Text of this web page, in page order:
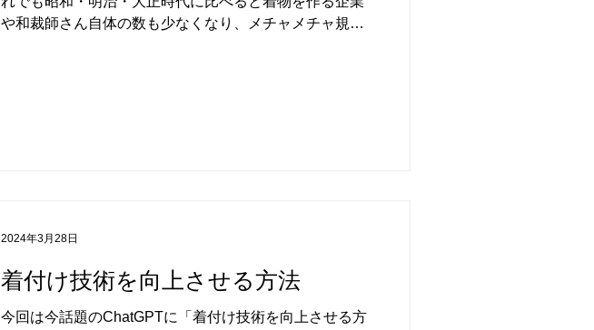
や和裁師さん自体の数も少なくなり、メチャメチャ規模
着付け技術を向上させる方法
今回は今話題のChatGPTに「着付け技術を向上させる方
2024年3月28日